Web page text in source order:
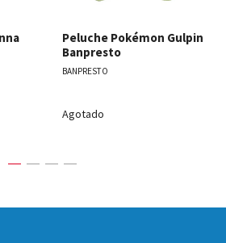
Peluche Pokémon Gulpin
Banpresto
BANPRESTO
Agotado